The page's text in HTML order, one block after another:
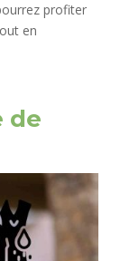
profiter
en
de